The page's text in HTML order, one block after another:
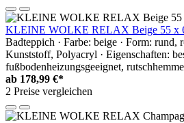
KLEINE WOLKE RELAX Beige 55 x
Badteppich · Farbe: beige · Form: rund,
Kunststoff, Polyacryl · Eigenschaften:
fußbodenheizungsgeeignet,
ab 178,99 €*
2 Preise vergleichen